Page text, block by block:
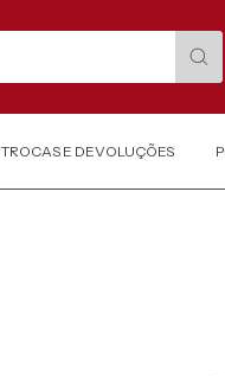
TROCAS E DEVOLUÇÕES